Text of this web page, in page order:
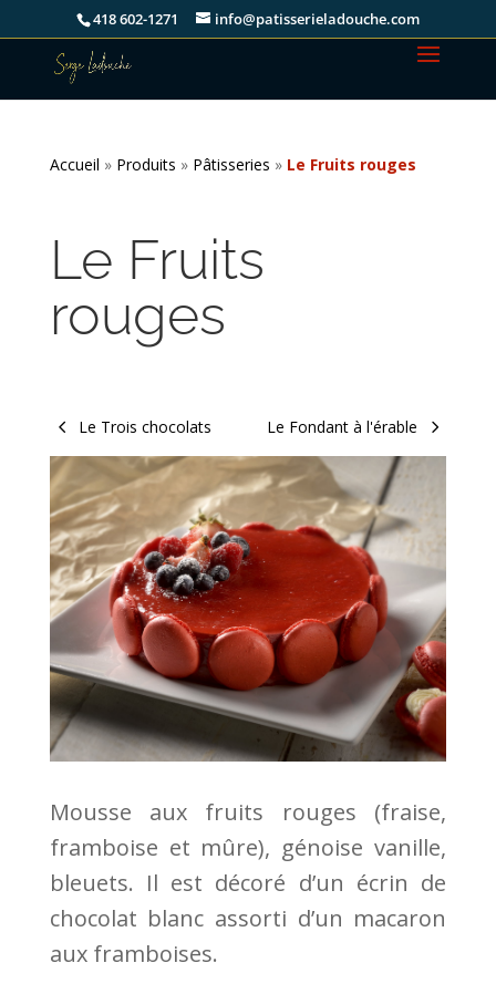
418 602-1271 info@patisserieladouche.com
Accueil » Produits » Pâtisseries » Le Fruits rouges
Le Fruits
rouges
Le Fondant à l'érable
Le Trois chocolats
Mousse aux fruits rouges (fraise,
framboise et mûre), génoise vanille,
bleuets. Il est décoré d’un écrin de
chocolat blanc assorti d’un macaron
aux framboises.